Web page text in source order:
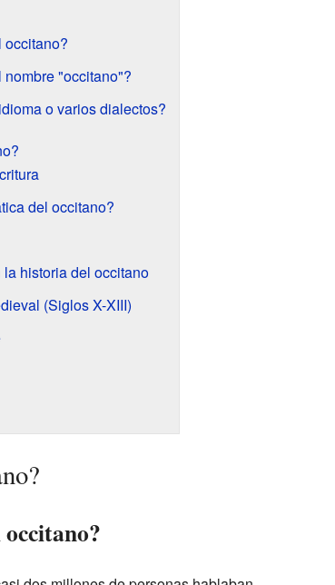
occitano?
"occitano"?
o varios dialectos?
del occitano?
historia del occitano
(Siglos X-XIII)
occitano?